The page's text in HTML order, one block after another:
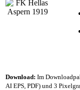
Download: Im
AI EPS, PDF) und 3